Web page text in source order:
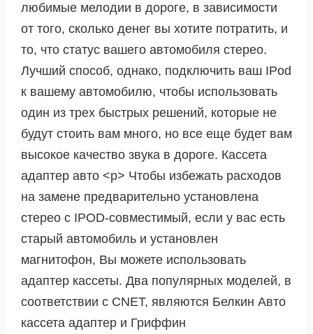
любимые мелодии в дороге, в зависимости
от того, сколько денег вы хотите потратить, и
то, что статус вашего автомобиля стерео.
Лучший способ, однако, подключить ваш IPod
к вашему автомобилю, чтобы использовать
один из трех быстрых решений, которые не
будут стоить вам много, но все еще будет вам
высокое качество звука в дороге. Кассета
адаптер авто <р> Чтобы избежать расходов
на замене предварительно установлена ​​
стерео с IPOD-совместимый, если у вас есть
старый автомобиль и установлен
магнитофон, Вы можете использовать
адаптер кассеты. Два популярных моделей, в
соответствии с CNET, являются Белкин Авто
кассета адаптер и Гриффин